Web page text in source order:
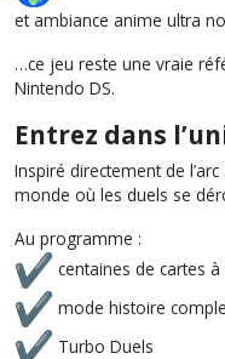
et ambiance anime ultra
…ce jeu reste une vraie
Nintendo DS.
Entrez dans
Inspiré directement de
monde où les duels se
Au programme :
centaines de cartes
mode histoire
Turbo Duels